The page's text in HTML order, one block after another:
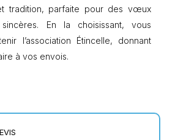
tradition, parfaite pour des vœux
En la choisissant, vous
l’association Étincelle, donnant
à vos envois.